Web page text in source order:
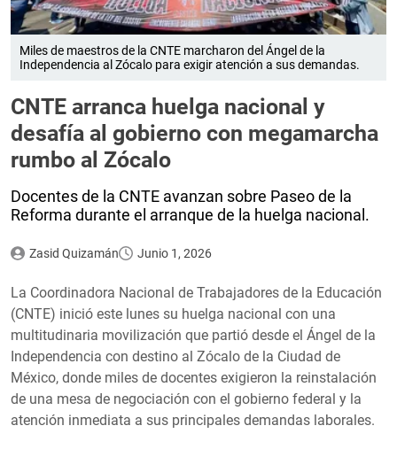
Miles de maestros de la CNTE marcharon del Ángel de la
Independencia al Zócalo para exigir atención a sus demandas.
CNTE arranca huelga nacional y
desafía al gobierno con megamarcha
rumbo al Zócalo
Docentes de la CNTE avanzan sobre Paseo de la
Reforma durante el arranque de la huelga nacional.
Zasid Quizamán Junio 1, 2026
La Coordinadora Nacional de Trabajadores de la Educación
(CNTE) inició este lunes su huelga nacional con una
multitudinaria movilización que partió desde el Ángel de la
Independencia con destino al Zócalo de la Ciudad de
México, donde miles de docentes exigieron la reinstalación
de una mesa de negociación con el gobierno federal y la
atención inmediata a sus principales demandas laborales.